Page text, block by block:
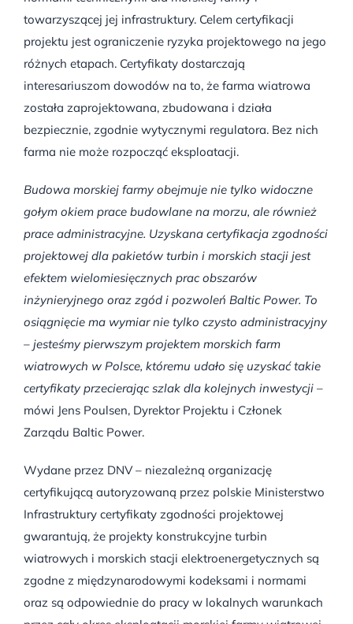
towarzyszącej jej infrastruktury. Celem certyfikacji
projektu jest ograniczenie ryzyka projektowego na jego
różnych etapach. Certyfikaty dostarczają
interesariuszom dowodów na to, że farma wiatrowa
została zaprojektowana, zbudowana i działa
bezpiecznie, zgodnie wytycznymi regulatora. Bez nich
farma nie może rozpocząć eksploatacji.
Budowa morskiej farmy obejmuje nie tylko widoczne
gołym okiem prace budowlane na morzu, ale również
prace administracyjne. Uzyskana certyfikacja zgodności
projektowej dla pakietów turbin i morskich stacji jest
efektem wielomiesięcznych prac obszarów
inżynieryjnego oraz zgód i pozwoleń Baltic Power. To
osiągnięcie ma wymiar nie tylko czysto administracyjny
– jesteśmy pierwszym projektem morskich farm
wiatrowych w Polsce, któremu udało się uzyskać takie
certyfikaty przecierając szlak dla kolejnych inwestycji –
mówi Jens Poulsen, Dyrektor Projektu i Członek
Zarządu Baltic Power.
Wydane przez DNV – niezależną organizację
certyfikującą autoryzowaną przez polskie Ministerstwo
Infrastruktury certyfikaty zgodności projektowej
gwarantują, że projekty konstrukcyjne turbin
wiatrowych i morskich stacji elektroenergetycznych są
zgodne z międzynarodowymi kodeksami i normami
oraz są odpowiednie do pracy w lokalnych warunkach